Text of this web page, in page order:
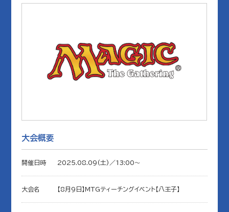
大会概要
開催日時 2025.08.09(土)／13:00〜
大会名 【8月9日】MTGティーチングイベント【八王子】